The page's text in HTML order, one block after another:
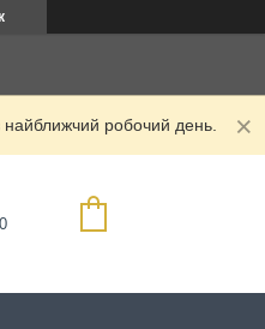
найближчий робочий день.